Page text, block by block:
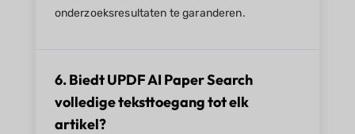
onderzoeksresultaten te garanderen.
6. Biedt UPDF AI Paper Search
volledige teksttoegang tot elk
artikel?